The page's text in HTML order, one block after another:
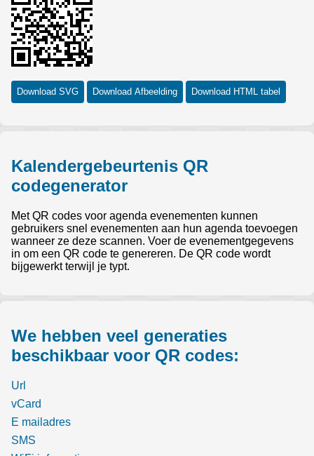
Download SVG Download Afbeelding Download HTML tabel
Kalendergebeurtenis QR
codegenerator
Met QR codes voor agenda evenementen kunnen
gebruikers snel evenementen aan hun agenda toevoegen
wanneer ze deze scannen. Voer de evenementgegevens
in om een QR code te genereren. De QR code wordt
bijgewerkt terwijl je typt.
We hebben veel generaties
beschikbaar voor QR codes:
Url
vCard
E mailadres
SMS